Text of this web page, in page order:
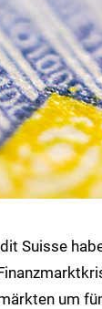
Suisse
um